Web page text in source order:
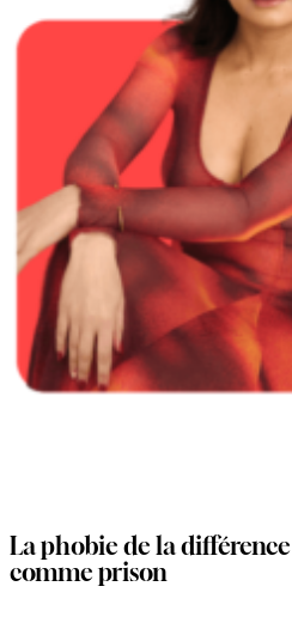
La phobie de la différence
comme prison